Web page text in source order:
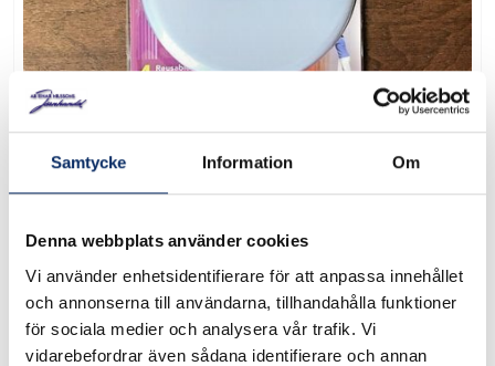
Samtycke Information Om
Denna webbplats använder cookies
Vi använder enhetsidentifierare för att anpassa innehållet
och annonserna till användarna, tillhandahålla funktioner
för sociala medier och analysera vår trafik. Vi
vidarebefordrar även sådana identifierare och annan
Glidskydd Magic Sliders
Art. nr: 410003
Glidskydd Magic Sliders Förpackning om 4 glidplattor
Diameter 100 mm